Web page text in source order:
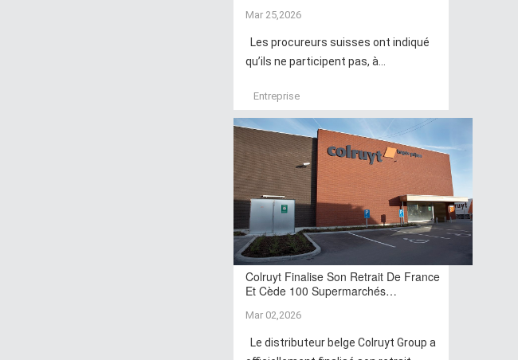
Mar 25,2026
Les procureurs suisses ont indiqué
qu’ils ne participent pas, à...
Entreprise
Colruyt Finalise Son Retrait De France
Et Cède 100 Supermarchés…
Mar 02,2026
Le distributeur belge Colruyt Group a